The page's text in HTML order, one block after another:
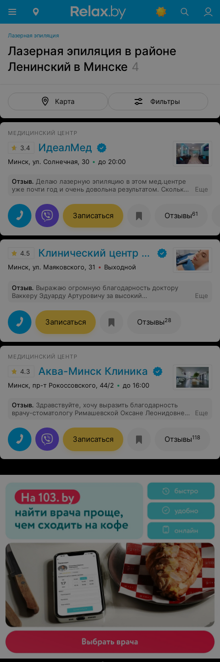
Лазерная эпиляция
Лазерная эпиляция в районе
Ленинский в Минске 4
Карта Фильтры
МЕДИЦИНСКИЙ ЦЕНТР
3.4 ИдеалМед
Минск, ул. Солнечная, 30 до 20:00
Отзыв. Делаю лазерную эпиляцию в этом мед.центре
уже почти год и очень довольна результатом. Сколько
безрезультатно, а здесь, всё прекрасно, соотношение
цена-качество, абсолютно не больно, гладкая кожа. А
самое главное - это прекрасный мастер Александра:
внимательная, аккуратная, улыбчивая, знающая своё
дело!) Правда записаться трудно, очень заранее всё
слова)
Еще
Записаться Отзывы61
4.5 Клинический центр пластической хирургии и медицинской косметологии
Минск, ул. Маяковского, 31 Выходной
Отзыв. Выражаю огромную благодарность доктору
Ваккеру Эдуарду Артуровичу за высокий
пациентам, спасибо Вам большое, а так же спасибо
медсестре. Всего вам самого лучшего!
Еще
Записаться Отзывы28
МЕДИЦИНСКИЙ ЦЕНТР
4.3 Аква-Минск Клиника
Минск, пр-т Рокоссовского, 44/2 до 16:00
Отзыв. Здравствуйте, хочу выразить благодарность
врачу-стоматологу Римашевской Оксане Леонидовне
отношение к своим пациентам. Мы с моей дочерью
остались очень довольны лечением. Наша семья
планирует и в дальнейшем обращаться в клинику
Аква-Минск.
Еще
Записаться Отзывы118